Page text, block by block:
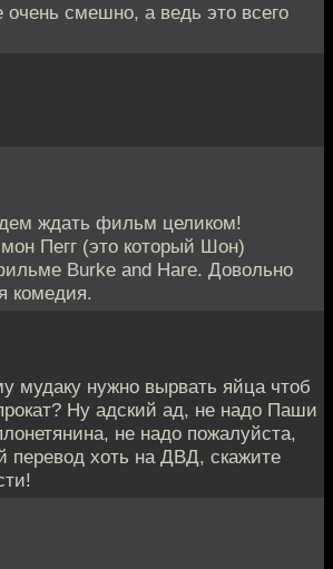
смешно, а ведь это всего
ждать фильм целиком!
Пегг (это который Шон)
Burke and Hare. Довольно
комедия.
мудаку нужно вырвать яйца чтоб
Ну адский ад, не надо Паши
не надо пожалуйста,
перевод хоть на ДВД, скажите